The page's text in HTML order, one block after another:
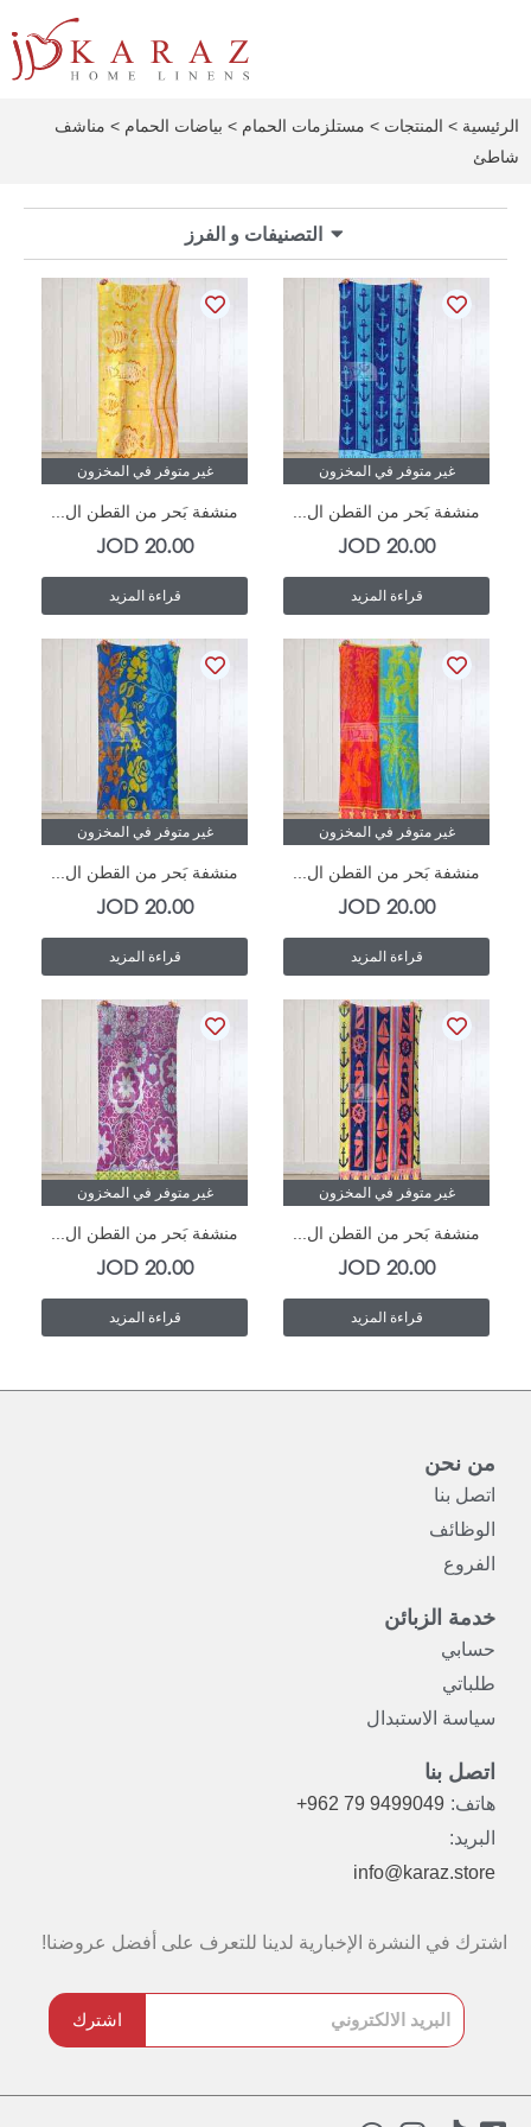
الرئيسية > المنتجات > مستلزمات الحمام > بياضات الحمام > مناشف
شاطئ
التصنيفات و الفرز
غير متوفر في المخزون
منشفة بَحر من القطن ال...
20.00
JOD
قراءة المزيد
غير متوفر في المخزون
منشفة بَحر من القطن ال...
20.00
JOD
قراءة المزيد
غير متوفر في المخزون
منشفة بَحر من القطن ال...
20.00
JOD
قراءة المزيد
غير متوفر في المخزون
منشفة بَحر من القطن ال...
20.00
JOD
قراءة المزيد
غير متوفر في المخزون
منشفة بَحر من القطن ال...
20.00
JOD
قراءة المزيد
غير متوفر في المخزون
منشفة بَحر من القطن ال...
20.00
JOD
قراءة المزيد
من نحن
اتصل بنا
الوظائف
الفروع
خدمة الزبائن
حسابي
طلباتي
سياسة الاستبدال
اتصل بنا
هاتف: +962 79 9499049
البريد:
info@karaz.store
اشترك في النشرة الإخبارية لدينا للتعرف على أفضل عروضنا!
اشترك